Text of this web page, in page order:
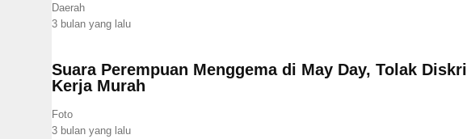
Daerah
3 bulan yang lalu
Suara Perempuan Menggema di May Day, Tolak
Kerja Murah
Foto
3 bulan yang lalu